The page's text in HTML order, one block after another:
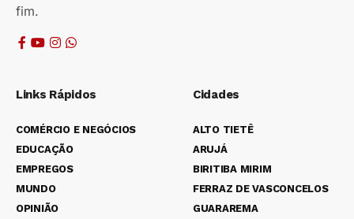
fim.
Links Rápidos
COMÉRCIO E NEGÓCIOS
EDUCAÇÃO
EMPREGOS
MUNDO
OPINIÃO
Cidades
ALTO TIETÊ
ARUJÁ
BIRITIBA MIRIM
FERRAZ DE VASCONCELOS
GUARAREMA